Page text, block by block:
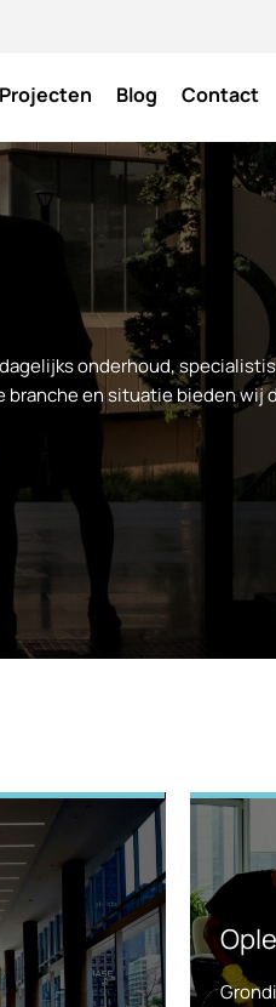
Projecten Blog Contact
onderhoud,
branche en situatie bieden wij